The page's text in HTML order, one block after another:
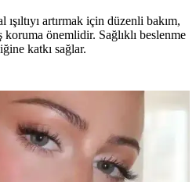
artırmak için düzenli bakım,
önemlidir. Sağlıklı beslenme
katkı sağlar.